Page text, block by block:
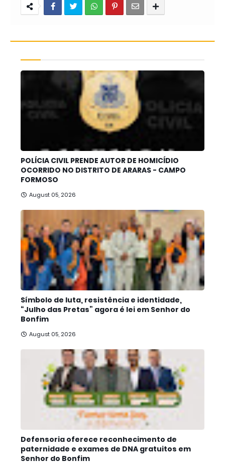
POLÍCIA CIVIL PRENDE AUTOR DE HOMICÍDIO
OCORRIDO NO DISTRITO DE ARARAS - CAMPO
FORMOSO
August 05, 2026
Símbolo de luta, resistência e identidade,
“Julho das Pretas” agora é lei em Senhor do
Bonfim
August 05, 2026
Defensoria oferece reconhecimento de
paternidade e exames de DNA gratuitos em
Senhor do Bonfim